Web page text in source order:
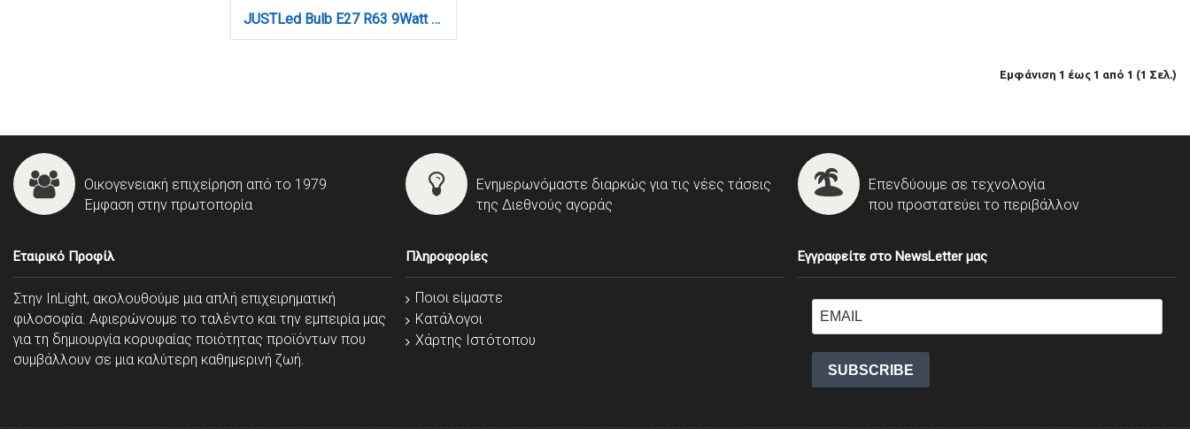
JUSTLed Bulb E27 R63 9Watt 900Lumen 4000K Φυσικό (B276309012)
Εμφάνιση 1 έως 1 από 1 (1 Σελ.)
Οικογενειακή επιχείρηση από το 1979
Έμφαση στην πρωτοπορία
Ενημερωνόμαστε διαρκώς για τις νέες τάσεις
της Διεθνούς αγοράς
Επενδύουμε σε τεχνολογία
που προστατεύει το περιβάλλον
Εταιρικό Προφίλ
Στην InLight, ακολουθούμε μια απλή επιχειρηματική
φιλοσοφία. Αφιερώνουμε το ταλέντο και την εμπειρία μας
για τη δημιουργία κορυφαίας ποιότητας προϊόντων που
συμβάλλουν σε μια καλύτερη καθημερινή ζωή.
Πληροφορίες
Ποιοι είμαστε
Κατάλογοι
Χάρτης Ιστότοπου
Εγγραφείτε στο NewsLetter μας
SUBSCRIBE